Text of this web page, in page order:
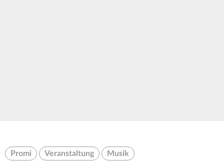
Promi Veranstaltung Musik